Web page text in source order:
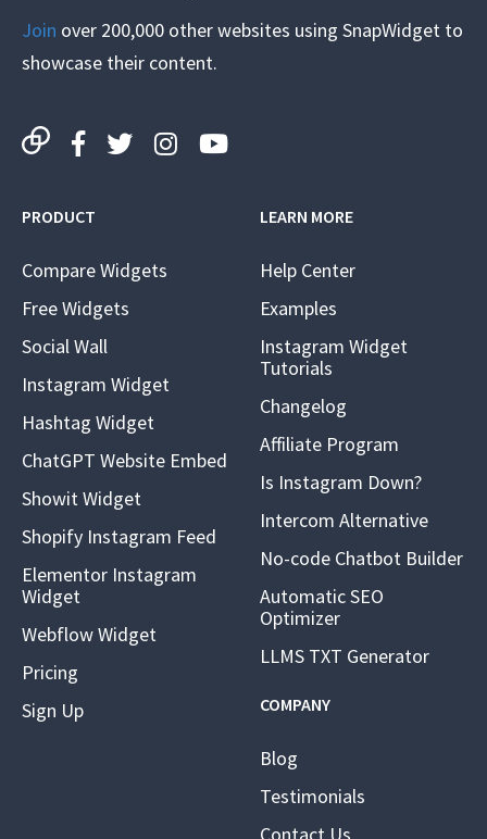
Join over 200,000 other websites using SnapWidget to
showcase their content.
PRODUCT
Compare Widgets
Free Widgets
Social Wall
Instagram Widget
Hashtag Widget
ChatGPT Website Embed
Showit Widget
Shopify Instagram Feed
Elementor Instagram
Widget
Webflow Widget
Pricing
Sign Up
LEARN MORE
Help Center
Examples
Instagram Widget
Tutorials
Changelog
Affiliate Program
Is Instagram Down?
Intercom Alternative
No-code Chatbot Builder
Automatic SEO
Optimizer
LLMS TXT Generator
COMPANY
Blog
Testimonials